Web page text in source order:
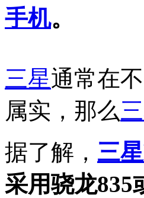
手机。
三星通常在
属实，那么
据了解， 三星
采用骁龙835